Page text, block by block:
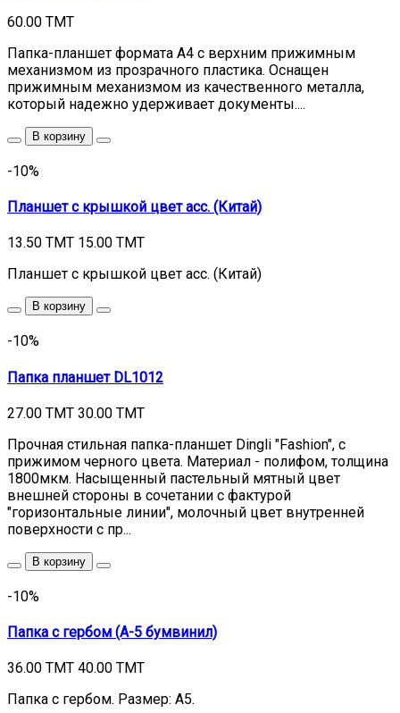
60.00 TMT
Папка-планшет формата А4 с верхним прижимным
механизмом из прозрачного пластика. Оснащен
прижимным механизмом из качественного металла,
который надежно удерживает документы....
В корзину
-10%
Планшет с крышкой цвет асс. (Китай)
13.50 TMT 15.00 TMT
Планшет с крышкой цвет асс. (Китай)
В корзину
-10%
Папка планшет DL1012
27.00 TMT 30.00 TMT
Прочная стильная папка-планшет Dingli "Fashion", с
прижимом черного цвета. Материал - полифом, толщина
1800мкм. Насыщенный пастельный мятный цвет
внешней стороны в сочетании с фактурой
"горизонтальные линии", молочный цвет внутренней
поверхности с пр...
В корзину
-10%
Папка с гербом (А-5 бумвинил)
36.00 TMT 40.00 TMT
Папка с гербом. Размер: A5.